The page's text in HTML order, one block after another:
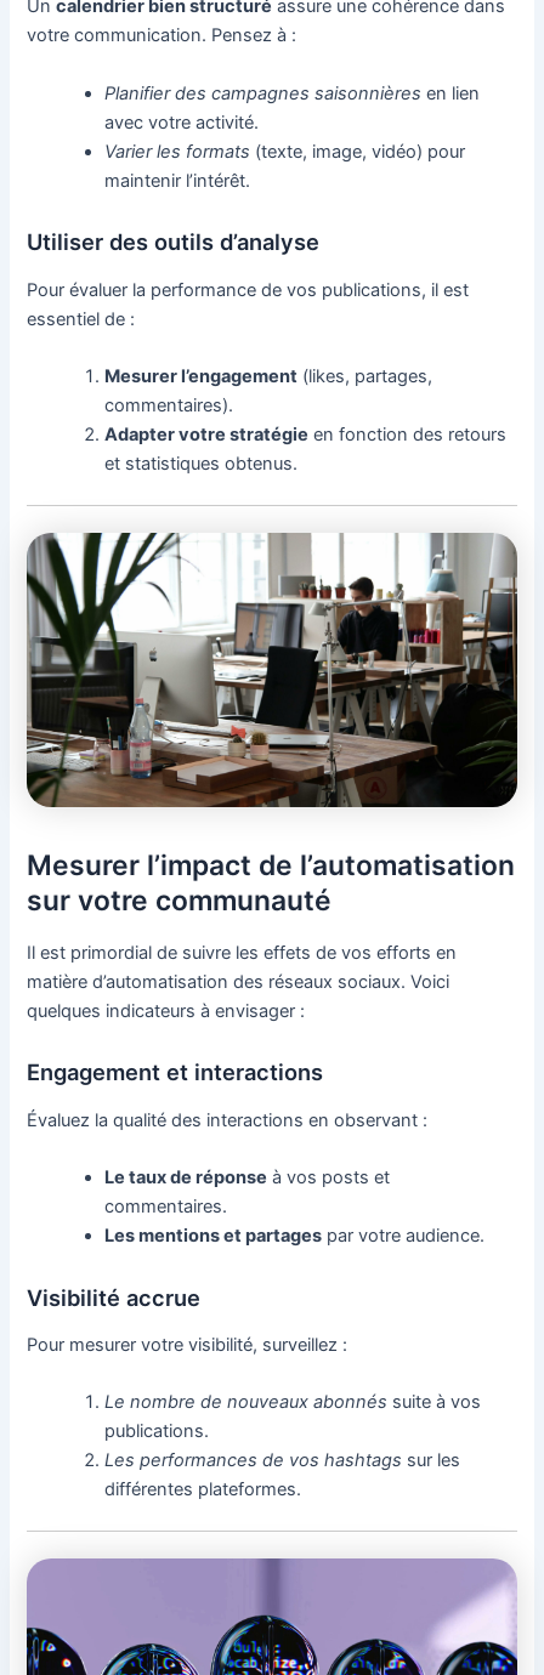
Uncalendrier bien structuré assure une cohérence dans
votre communication. Pensez à :
Planifier des campagnes saisonnières en lien
avec votre activité.
Varier les formats (texte, image, vidéo) pour
maintenir l’intérêt.
Utiliser des outils d’analyse
Pour évaluer la performance de vos publications, il est
essentiel de :
Mesurer l’engagement (likes, partages,
commentaires).
Adapter votre stratégie en fonction des retours
et statistiques obtenus.
Mesurer l’impact de l’automatisation
sur votre communauté
Il est primordial de suivre les effets de vos efforts en
matière d’automatisation des réseaux sociaux. Voici
quelques indicateurs à envisager :
Engagement et interactions
Évaluez la qualité des interactions en observant :
Le taux de réponse à vos posts et
commentaires.
Les mentions et partages par votre audience.
Visibilité accrue
Pour mesurer votre visibilité, surveillez :
Le nombre de nouveaux abonnés suite à vos
publications.
Les performances de vos hashtags sur les
différentes plateformes.